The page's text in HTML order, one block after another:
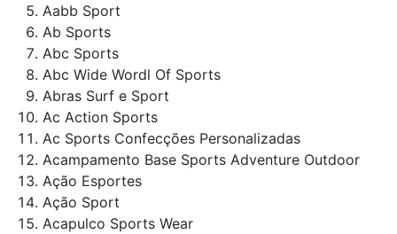
Aabb Sport
Ab Sports
Abc Sports
Abc Wide Wordl Of Sports
Abras Surf e Sport
Ac Action Sports
Ac Sports Confecções Personalizadas
Acampamento Base Sports Adventure Outdoor
Ação Esportes
Ação Sport
Acapulco Sports Wear